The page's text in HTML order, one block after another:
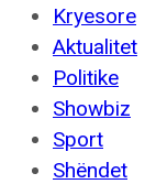
Kryesore
Aktualitet
Politike
Showbiz
Sport
Shëndet